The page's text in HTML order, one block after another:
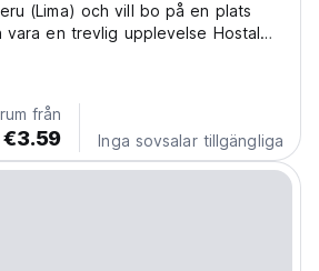
(Lima) och vill bo på en plats
en trevlig upplevelse Hostal
och vänlig service.
från
€3.59 Inga sovsalar tillgängliga